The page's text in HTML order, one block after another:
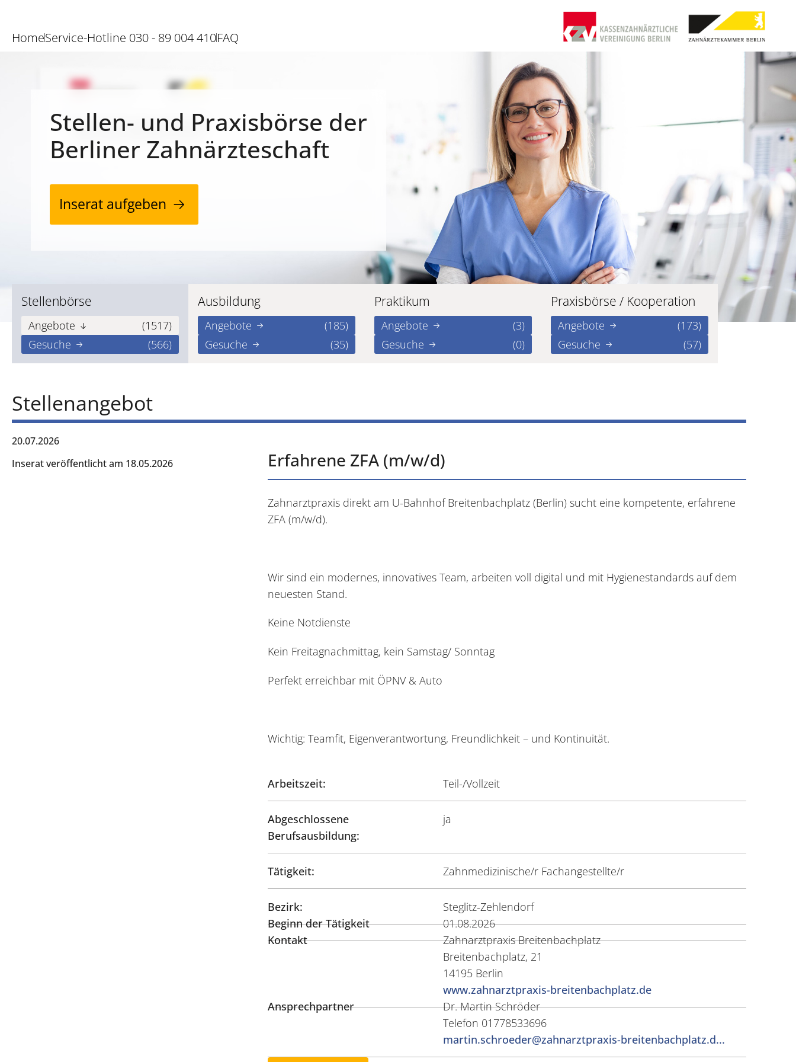
HomeService-Hotline 030 - 89 004 410FAQ
Stellen- und Praxisbörse der
Berliner Zahnärzteschaft
Inserat aufgeben
Stellenbörse
Angebote
(1517)
Gesuche
(566)
Ausbildung
Angebote
(185)
Gesuche
(35)
Praktikum
Angebote
(3)
Gesuche
(0)
Praxisbörse / Kooperation
Angebote
(173)
Gesuche
(57)
Stellenangebot
20.07.2026
Inserat veröffentlicht am 18.05.2026
Erfahrene ZFA (m/w/d)
Zahnarztpraxis direkt am U-Bahnhof Breitenbachplatz (Berlin) sucht eine kompetente, erfahrene
ZFA (m/w/d).
Wir sind ein modernes, innovatives Team, arbeiten voll digital und mit Hygienestandards auf dem
neuesten Stand.
Keine Notdienste
Kein Freitagnachmittag, kein Samstag/ Sonntag
Perfekt erreichbar mit ÖPNV & Auto
Wichtig: Teamfit, Eigenverantwortung, Freundlichkeit – und Kontinuität.
Arbeitszeit: Teil-/Vollzeit
Abgeschlossene
Berufsausbildung:
ja
Tätigkeit: Zahnmedizinische/r Fachangestellte/r
Bezirk:
Steglitz-Zehlendorf
Beginn der Tätigkeit
01.08.2026
Kontakt
Zahnarztpraxis Breitenbachplatz
Breitenbachplatz, 21
14195 Berlin
www.zahnarztpraxis-breitenbachplatz.de
Ansprechpartner
Dr. Martin Schröder
Telefon 01778533696
martin.schroeder@zahnarztpraxis-breitenbachplatz.d...